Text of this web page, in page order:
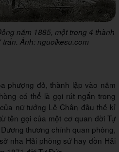
năm 1885, một trong 4 thành
Ảnh: nguoikesu.com
phượng đỏ, thành lập vào năm
có thể là gọi rút ngắn trong
nữ tướng Lê Chân đầu thế kỉ
tên gọi của một cơ quan đời Tự
thương chính quan phòng,
nha Hải phòng sứ hay đồn Hải